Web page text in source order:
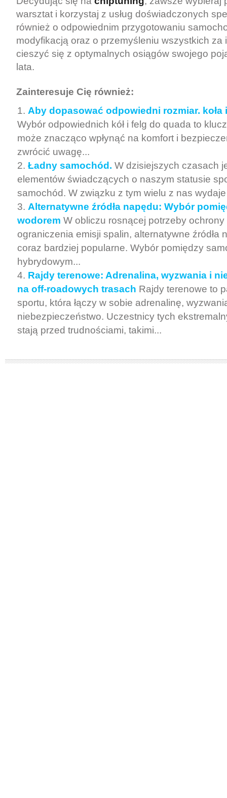
warsztat i korzystaj z usług doświadczonych
również o odpowiednim przygotowaniu
modyfikacją oraz o przemyśleniu wszystkich za
cieszyć się z optymalnych osiągów swojego
lata.
Zainteresuje Cię również:
Aby dopasować odpowiedni rozmiar. koła
Wybór odpowiednich kół i felg do quada to
może znacząco wpłynąć na komfort i
zwrócić uwagę...
Ładny samochód. W dzisiejszych czasach
elementów świadczących o naszym statusie
samochód. W związku z tym wielu z nas
Alternatywne źródła napędu: Wybór
wodorem W obliczu rosnącej potrzeby
ograniczenia emisji spalin, alternatywne źródła
coraz bardziej popularne. Wybór pomiędzy
hybrydowym...
Rajdy terenowe: Adrenalina, wyzwania i
na off-roadowych trasach Rajdy terenowe to
sportu, która łączy w sobie adrenalinę,
niebezpieczeństwo. Uczestnicy tych
stają przed trudnościami, takimi...